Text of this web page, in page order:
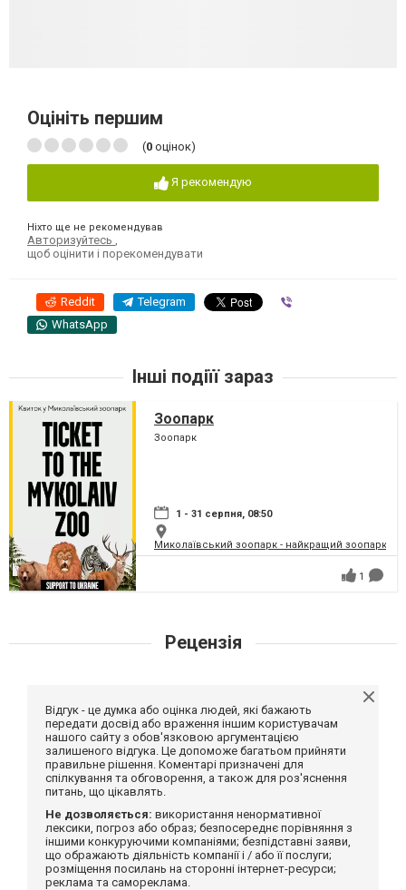
Оцініть першим
(0 оцінок)
Я рекомендую
Ніхто ще не рекомендував
Авторизуйтесь
щоб оцінити і порекомендувати
Reddit Telegram
WhatsApp
Інші подіїї зараз
Зоопарк
Зоопарк
1 - 31 серпня, 08:50
Миколаївський зоопарк - найкращий зоопарк
1
Рецензія
Відгук - це думка або оцінка людей, які бажають
передати досвід або враження іншим користувачам
нашого сайту з обов'язковою аргументацією
залишеного відгука. Це допоможе багатьом прийняти
правильне рішення. Коментарі призначені для
спілкування та обговорення, а також для роз'яснення
питань, що цікавлять.
Не дозволяється: використання ненормативної
лексики, погроз або образ; безпосереднє порівняння з
іншими конкуруючими компаніями; безпідставні заяви,
що ображають діяльність компанії і / або її послуги;
розміщення посилань на сторонні інтернет-ресурси;
реклама та самореклама.